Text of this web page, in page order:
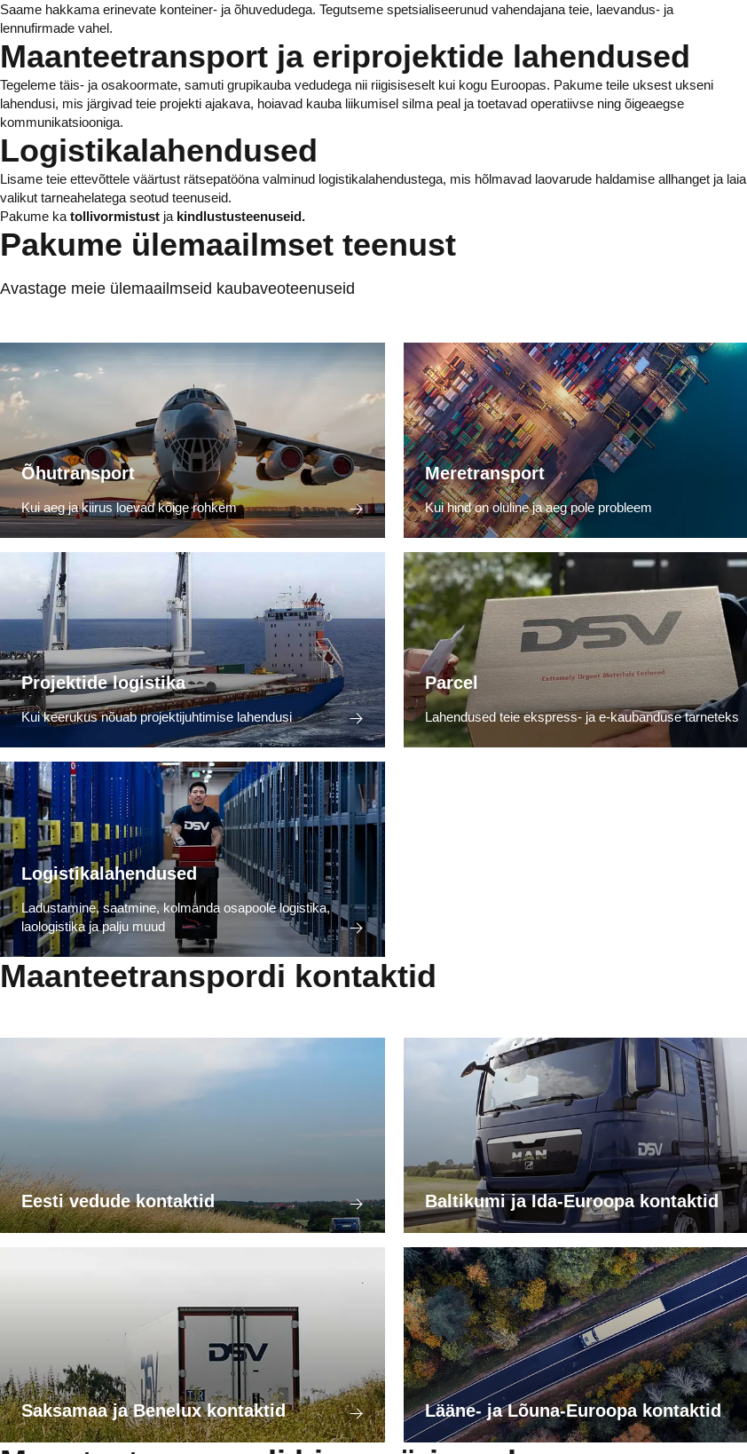
Saame hakkama erinevate konteiner- ja õhuvedudega. Tegutseme spetsialiseerunud vahendajana teie, laevandus- ja
lennufirmade vahel.
Maanteetransport ja eriprojektide lahendused
Tegeleme täis- ja osakoormate, samuti grupikauba vedudega nii riigisiseselt kui kogu Euroopas. Pakume teile uksest ukseni
lahendusi, mis järgivad teie projekti ajakava, hoiavad kauba liikumisel silma peal ja toetavad operatiivse ning õigeaegse
kommunikatsiooniga.
Logistikalahendused
Lisame teie ettevõttele väärtust rätsepatööna valminud logistikalahendustega, mis hõlmavad laovarude haldamise allhanget ja laia
valikut tarneahelatega seotud teenuseid.
Pakume ka tollivormistust ja kindlustusteenuseid.
Pakume ülemaailmset teenust
Avastage meie ülemaailmseid kaubaveoteenuseid
Õhutransport
Kui aeg ja kiirus loevad kõige rohkem
Meretransport
Kui hind on oluline ja aeg pole probleem
Projektide logistika
Kui keerukus nõuab projektijuhtimise lahendusi
Parcel
Lahendused teie ekspress- ja e-kaubanduse tarneteks
Logistikalahendused
Ladustamine, saatmine, kolmanda osapoole logistika,
laologistika ja palju muud
Maanteetranspordi kontaktid
Eesti vedude kontaktid Baltikumi ja Ida-Euroopa kontaktid
Saksamaa ja Benelux kontaktid Lääne- ja Lõuna-Euroopa kontaktid